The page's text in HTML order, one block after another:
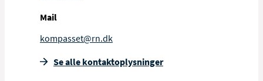
Mail
kompasset@rn.dk
Se alle kontakt­oplysninger